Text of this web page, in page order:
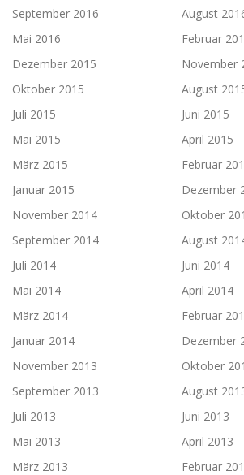
September 2016
August
Mai 2016
Februar
Dezember 2015
November
Oktober 2015
August
Juli 2015
Juni 2015
Mai 2015
April 2015
März 2015
Februar
Januar 2015
Dezember
November 2014
Oktober
September 2014
August
Juli 2014
Juni 2014
Mai 2014
April 2014
März 2014
Februar
Januar 2014
Dezember
November 2013
Oktober
September 2013
August
Juli 2013
Juni 2013
Mai 2013
April 2013
März 2013
Februar